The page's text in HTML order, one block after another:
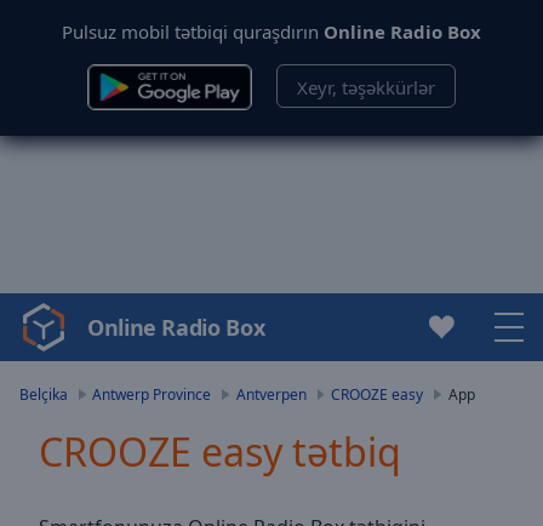
Pulsuz mobil tətbiqi quraşdırın Online Radio Box
Xeyr, təşəkkürlər
Video
Player
Play
Video
Skip
Online Radio Box
Belçika Antwerp Province Antverpen CROOZE easy App
CROOZE easy tətbiq